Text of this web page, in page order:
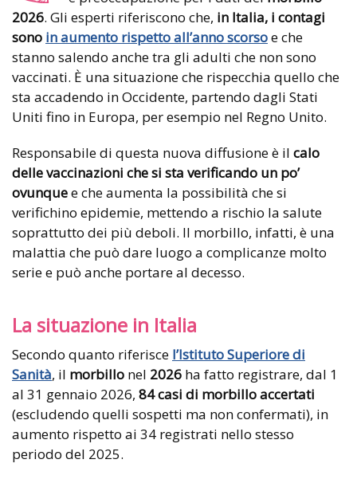
2026. Gli esperti riferiscono che, in Italia, i contagi
sono in aumento rispetto all’anno scorsoe che
stanno salendo anche tra gli adulti che non sono
vaccinati. È una situazione che rispecchia quello che
sta accadendo in Occidente, partendo dagli Stati
Uniti fino in Europa, per esempio nel Regno Unito.
Responsabile di questa nuova diffusione è il calo
delle vaccinazioni che si sta verificando un po’
ovunquee che aumenta la possibilità che si
verifichino epidemie, mettendo a rischio la salute
soprattutto dei più deboli. Il morbillo, infatti, è una
malattia che può dare luogo a complicanze molto
serie e può anche portare al decesso.
La situazione in Italia
Secondo quanto riferisce l’Istituto Superiore di
Sanità, il morbillo nel 2026 ha fatto registrare, dal 1
al 31 gennaio 2026, 84 casi di morbillo accertati
(escludendo quelli sospetti ma non confermati), in
aumento rispetto ai 34 registrati nello stesso
periodo del 2025.